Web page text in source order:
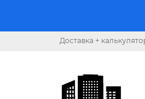
Доставка +